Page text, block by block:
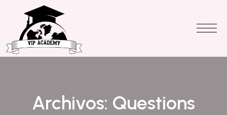
Archivos: Questions